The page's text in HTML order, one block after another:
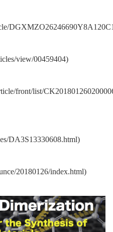
view/00459404)
front/list/
DA3S13330608.html)
20180126/index.html)